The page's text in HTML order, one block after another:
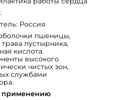
Россия
пшеницы,
пустырника,
кислота.
высокого
чистых зон,
службами
применению